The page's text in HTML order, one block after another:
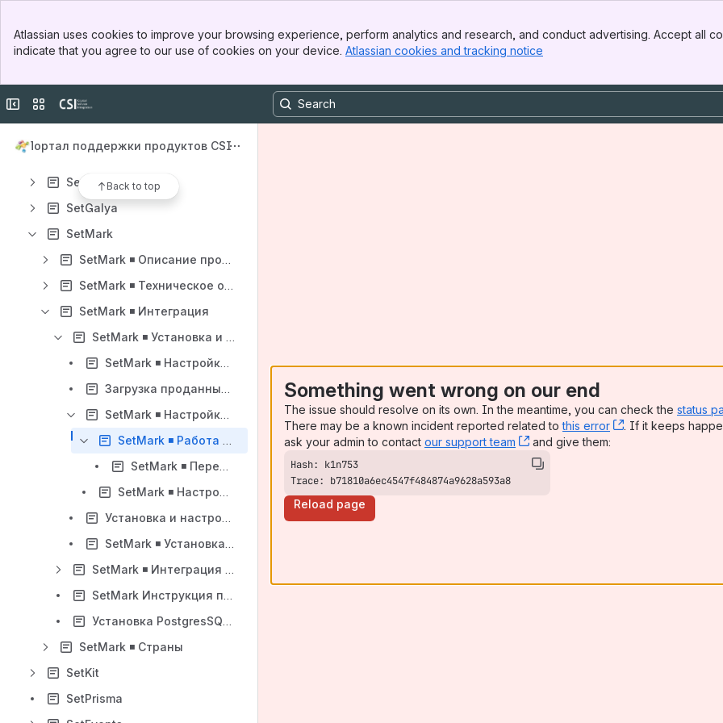
Top Bar
Sidebar
Atlassian uses cookies to improve your browsing experience, perform analytics and research, and conduct advertising. Accept all
indicate that you agree to our use of cookies on your device. Atlassian cookies and tracking notice
Collapse sidebar
Switch sites or apps
Портал поддержки продуктов CSI
Back to top
Рекомендации по настройке SetRetail10 для исключения автоматических штрафов по товарам с маркировкой
SetRetail10 ◾️ Совместимость SetRetail/SetCentrum версий 10.4.13.0 и PostgreSQL 15: что нужно знать?
SetRetail10
SetAgent
SetGalya
SetMark
SetMark ◾️ Описание продукта
SetMark ◾️ Техническое описание
SetMark ◾️ Интеграция
SetMark ◾️ Установка и настройка
SetMark ◾️ Настройка функциональности
Загрузка проданных до внедрения SetMark марок (кодов идентификации) из SR10 в список проданных
SetMark ◾️ Настройка подключения кассы к сервису SetMark
SetMark ◾️ Работа с маркированными табачными изделиями
SetMark ◾️ Перенос базы данных на другой сервер
SetMark ◾️ Настройка подключения кассы к сервису (для SetRetail10 старше 10.2.68)
Установка и настройка SetMark на Windows и Linux
SetMark ◾️ Установка визуализации журнала нарушений при обновлении на версию 2.23.0
SetMark ◾️ Интеграция с ERP
SetMark Инструкция по обновлению
Установка PostgresSQL 11 и Set Mark Alco
SetMark ◾️ Страны
SetKit
SetPrisma
Something went wrong on our end
The issue should resolve on its own. In the meantime, you can check the status
There may be a known incident reported related tothis error , (opens new
. If it keeps
ask your admin to contact our support team , (opens new window)
and give them:
Trace: b71810a6ec4547f484874a9628a593a8
Reload page